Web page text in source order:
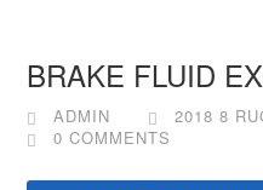
BRAKE FLUID
ADMIN
2018 8
0 COMMENTS